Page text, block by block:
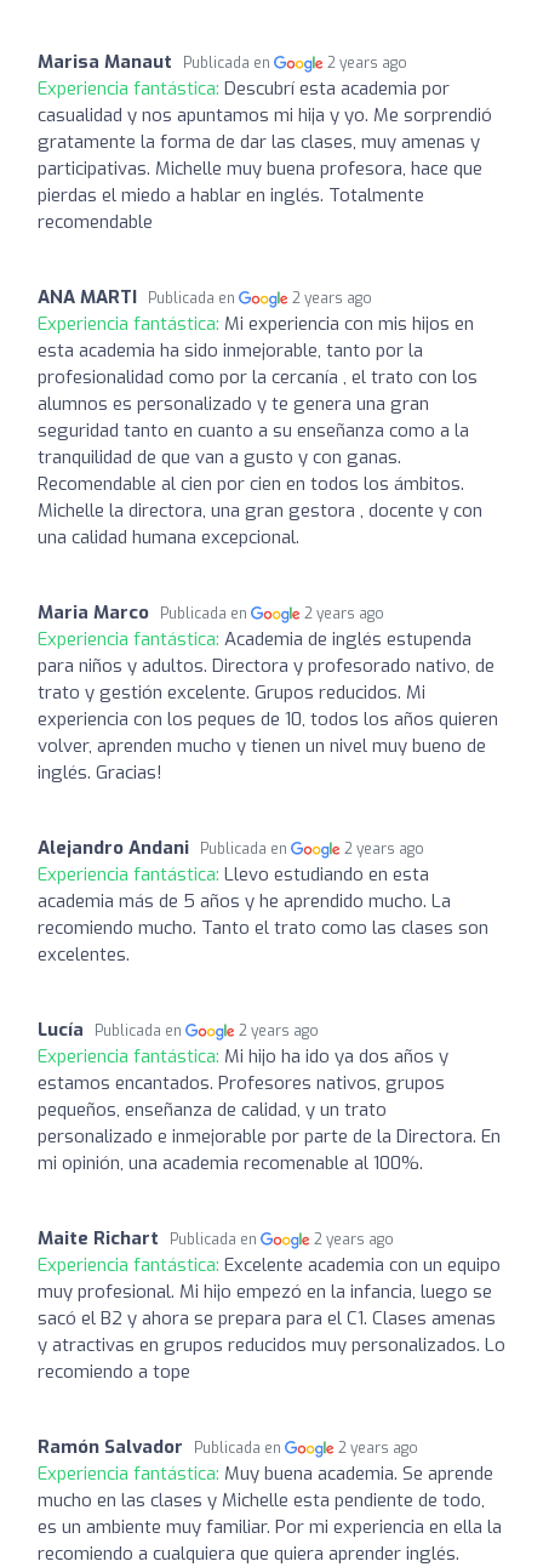
Marisa Manaut Publicada en 2 years ago
Experiencia fantástica: Descubrí esta academia por
casualidad y nos apuntamos mi hija y yo. Me sorprendió
gratamente la forma de dar las clases, muy amenas y
participativas. Michelle muy buena profesora, hace que
pierdas el miedo a hablar en inglés. Totalmente
recomendable
ANA MARTI Publicada en 2 years ago
Experiencia fantástica: Mi experiencia con mis hijos en
esta academia ha sido inmejorable, tanto por la
profesionalidad como por la cercanía , el trato con los
alumnos es personalizado y te genera una gran
seguridad tanto en cuanto a su enseñanza como a la
tranquilidad de que van a gusto y con ganas.
Recomendable al cien por cien en todos los ámbitos.
Michelle la directora, una gran gestora , docente y con
una calidad humana excepcional.
Maria Marco Publicada en 2 years ago
Experiencia fantástica: Academia de inglés estupenda
para niños y adultos. Directora y profesorado nativo, de
trato y gestión excelente. Grupos reducidos. Mi
experiencia con los peques de 10, todos los años quieren
volver, aprenden mucho y tienen un nivel muy bueno de
inglés. Gracias!
Alejandro Andani Publicada en 2 years ago
Experiencia fantástica: Llevo estudiando en esta
academia más de 5 años y he aprendido mucho. La
recomiendo mucho. Tanto el trato como las clases son
excelentes.
Lucía Publicada en 2 years ago
Experiencia fantástica: Mi hijo ha ido ya dos años y
estamos encantados. Profesores nativos, grupos
pequeños, enseñanza de calidad, y un trato
personalizado e inmejorable por parte de la Directora. En
mi opinión, una academia recomenable al 100%.
Maite Richart Publicada en 2 years ago
Experiencia fantástica: Excelente academia con un equipo
muy profesional. Mi hijo empezó en la infancia, luego se
sacó el B2 y ahora se prepara para el C1. Clases amenas
y atractivas en grupos reducidos muy personalizados. Lo
recomiendo a tope
Ramón Salvador Publicada en 2 years ago
Experiencia fantástica: Muy buena academia. Se aprende
mucho en las clases y Michelle esta pendiente de todo,
es un ambiente muy familiar. Por mi experiencia en ella la
recomiendo a cualquiera que quiera aprender inglés.